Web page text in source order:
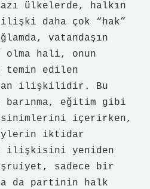
ülkelerde, halkın
daha çok “hak”
vatandaşın
olma hali, onun
temin edilen
ilişkilidir. Bu
barınma, eğitim gibi
içerirken,
iktidar
ilişkisini yeniden
sadece bir
da partinin halk